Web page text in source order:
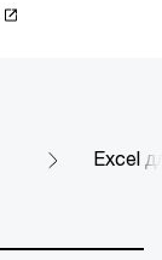
Excel